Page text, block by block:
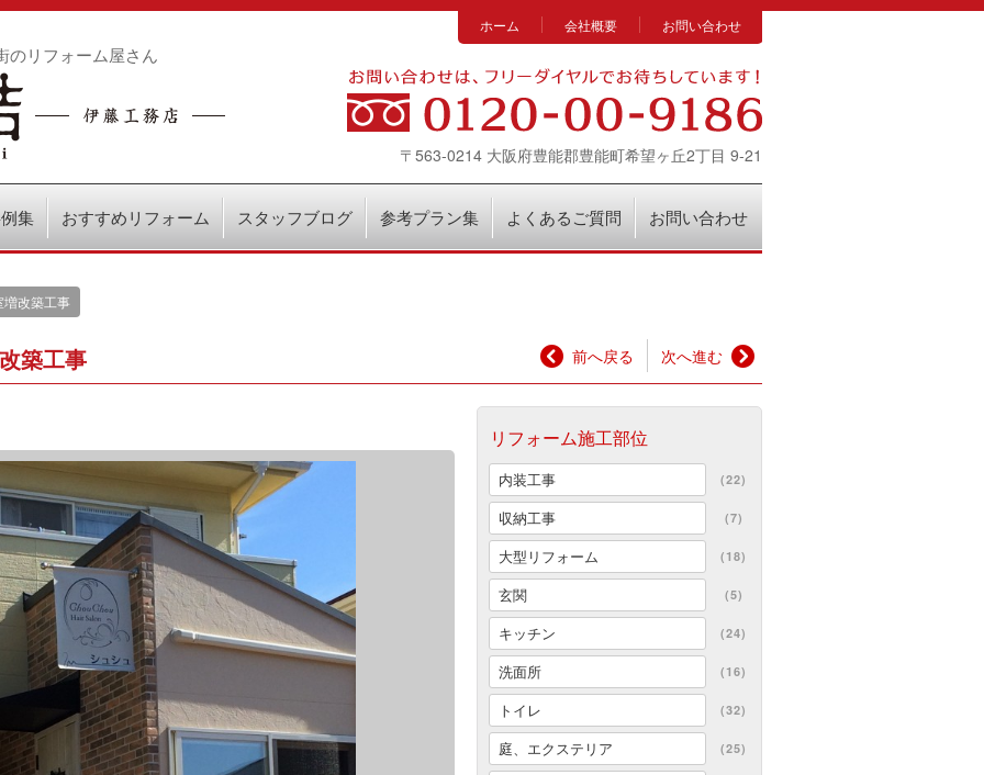
のリフォーム屋さん
ホーム 会社概要 お問い合わせ
〒563-0214 大阪府豊能郡豊能町希望ヶ丘2丁目 9-21
集 おすすめリフォーム スタッフブログ 参考プラン集 よくあるご質問 お問い合わせ
改築工事
前へ戻る 次へ進む
築工事
リフォーム施工部位
内装工事 (22)
収納工事 (7)
大型リフォーム (18)
玄関 (5)
キッチン (24)
洗面所 (16)
トイレ (32)
庭、エクステリア (25)